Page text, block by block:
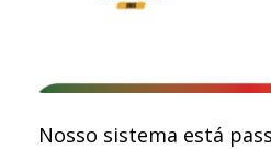
Nosso sistema está